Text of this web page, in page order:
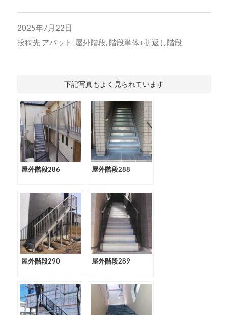
2025年7月22日
投稿先 アパット , 屋外階段, 階段単体+折返し階段
下記写真もよく見られています
屋外階段286 屋外階段288
屋外階段290 屋外階段289